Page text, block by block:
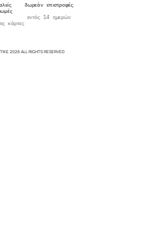
κάρτες
δωρεάν επιστροφές
εντός 14 ημερών
2026 ALL RIGHTS RESERVED